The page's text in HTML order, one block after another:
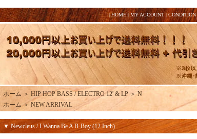
|HOME|MY ACCOUNT |CONDITION
ホーム ＞ HIP HOP BASS / ELECTRO 12' & LP ＞ N
ホーム ＞ NEW ARRIVAL
▼ Newcleus / I Wanna Be A B-Boy (12 Inch)